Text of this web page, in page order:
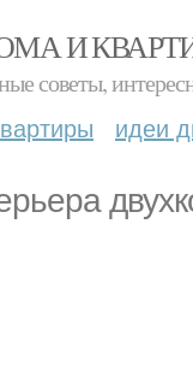
И
советы,
идеи